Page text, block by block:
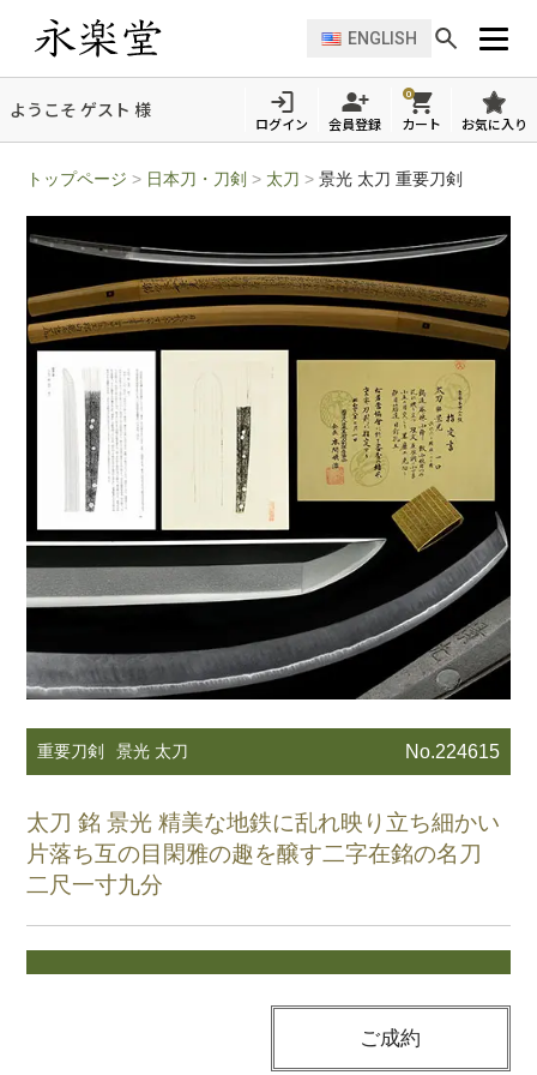
ENGLISH
ようこそ ゲスト 様
ログイン 会員登録
0
カート お気に入り
トップページ > 日本刀・刀剣 > 太刀 >景光 太刀 重要刀剣
重要刀剣 景光 太刀 No.224615
太刀 銘 景光 精美な地鉄に乱れ映り立ち細かい
片落ち互の目閑雅の趣を醸す二字在銘の名刀
二尺一寸九分
ご成約